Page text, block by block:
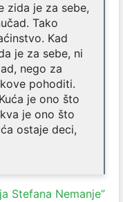
zida je za sebe,
Tako
Kad
je za sebe, ni
nego za
pohoditi.
je ono što
je ono što
ostaje deci,
Stefana Nemanje”